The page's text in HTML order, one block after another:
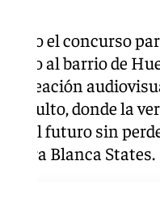
el concurso
junto al barrio de
recreación
El Bulto, donde la
al futuro sin
Sierra Blanca States.